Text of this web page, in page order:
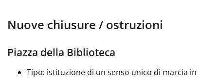
Nuove chiusure / ostruzioni
Piazza della Biblioteca
Tipo: istituzione di un senso unico di marcia in